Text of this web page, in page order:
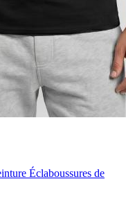
Éclaboussures de